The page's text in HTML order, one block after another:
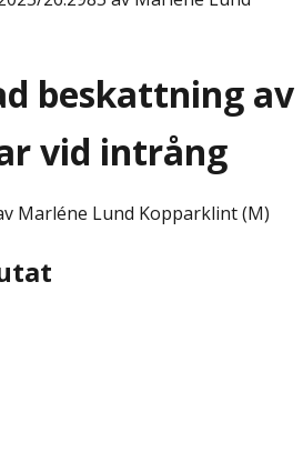
beskattning av
vid intrång
Marléne Lund Kopparklint (M)